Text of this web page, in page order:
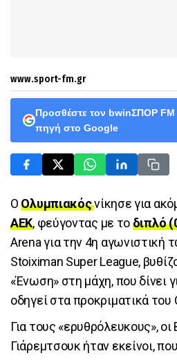
www.sport-fm.gr
Προσθέστε τον bwinΣΠΟΡ
πηγή στο Google
ΟΟλυμπιακόςνίκησε για
ΑΕΚ, φεύγοντας με τοδιπλό
Arena για την 4η αγωνιστική
Stoiximan Super League,
«Ένωση» στη μάχη, που δίνει
οδηγεί στα προκριματικά
Για τους «ερυθρόλευκους», οι
Γιάρεμτσουκ ήταν εκείνοι,